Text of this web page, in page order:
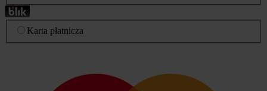
Karta płatnicza